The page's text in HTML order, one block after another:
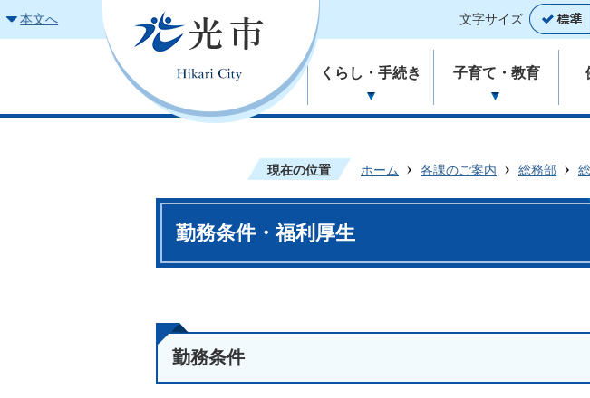
本文へ 文字サイズ
くらし・手続き 子育て・教育
現在の位置 ホーム 各課のご案内 総務部
勤務条件・福利厚生
勤務条件